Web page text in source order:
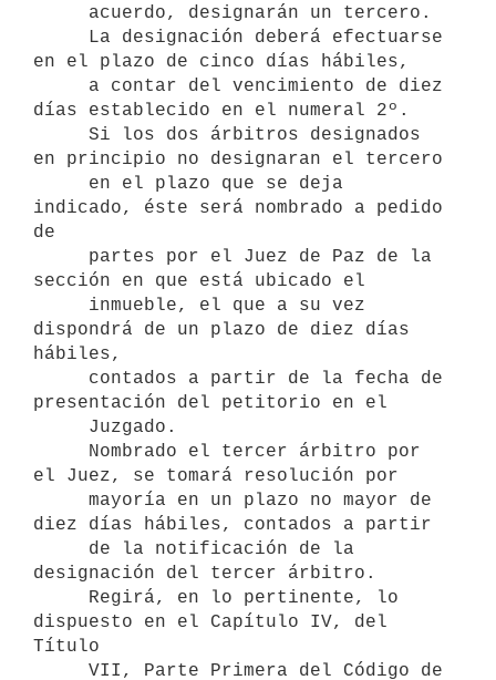
en el plazo de cinco días hábiles,
días establecido en el numeral 2º.
en principio no designaran el tercero
indicado, éste será nombrado a pedido
de
sección en que está ubicado el
dispondrá de un plazo de diez días
hábiles,
presentación del petitorio en el
el Juez, se tomará resolución por
diez días hábiles, contados a partir
designación del tercer árbitro.
dispuesto en el Capítulo IV, del
Título